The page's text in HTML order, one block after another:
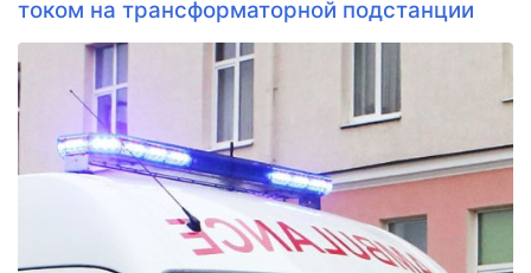
током на трансформаторной подстанции